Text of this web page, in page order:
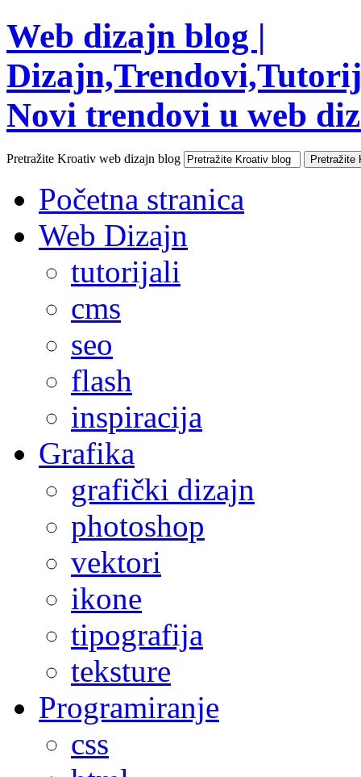
Web dizajn blog |
Novi trendovi u web
Pretražite Kroativ web dizajn blog
Početna stranica
Web Dizajn
tutorijali
cms
seo
flash
inspiracija
Grafika
grafički dizajn
photoshop
vektori
ikone
tipografija
teksture
Programiranje
css